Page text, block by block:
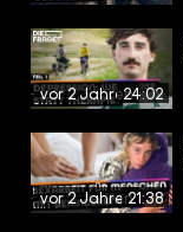
vor 2 Jahren24:02
vor 2 Jahren21:38